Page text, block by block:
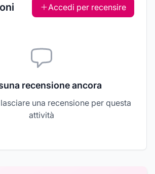
Accedi per recensire
recensione ancora
una recensione per questa
attività